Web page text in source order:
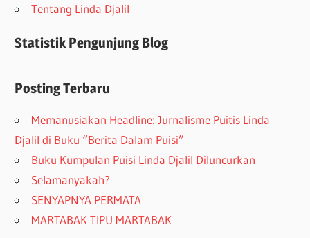
Tentang Linda Djalil
Statistik Pengunjung Blog
Posting Terbaru
Memanusiakan Headline: Jurnalisme Puitis Linda
Djalil di Buku “Berita Dalam Puisi”
Buku Kumpulan Puisi Linda Djalil Diluncurkan
Selamanyakah?
SENYAPNYA PERMATA
MARTABAK TIPU MARTABAK